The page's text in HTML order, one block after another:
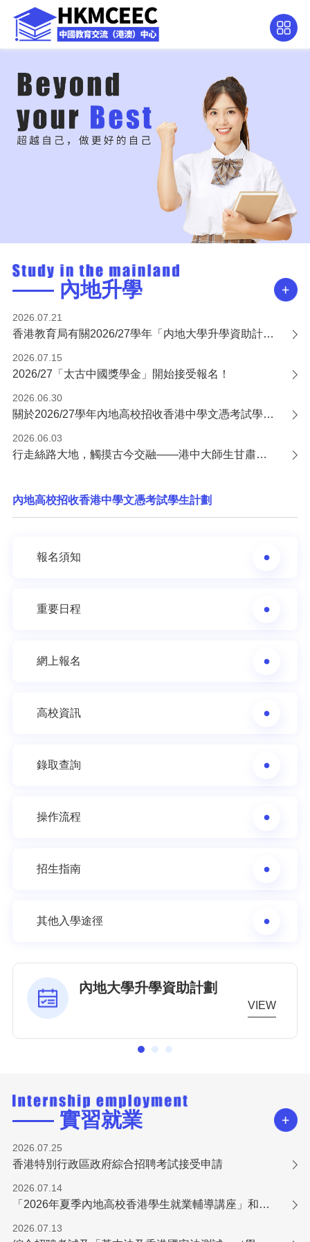
—— 內地升學
2026.07.21
香港教育局有關2026/27學年「内地大學升學資助計劃」的申請通知
2026.07.15
2026/27「太古中國獎學金」開始接受報名！
2026.06.30
關於2026/27學年內地高校招收香港中學文憑考試學生計劃錄取安排的通告
2026.06.03
行走絲路大地，觸摸古今交融——港中大師生甘肅研學交流活動圓滿收官
內地高校招收香港中學文憑考試學生計劃
報名須知
重要日程
網上報名
高校資訊
錄取查詢
操作流程
招生指南
其他入學途徑
獎學金
VIEW
—— 實習就業
2026.07.25
香港特別行政區政府綜合招聘考試接受申請
2026.07.14
「2026年夏季內地高校香港學生就業輔導講座」和「培訓工作坊」報名火熱進行中！
2026.07.13